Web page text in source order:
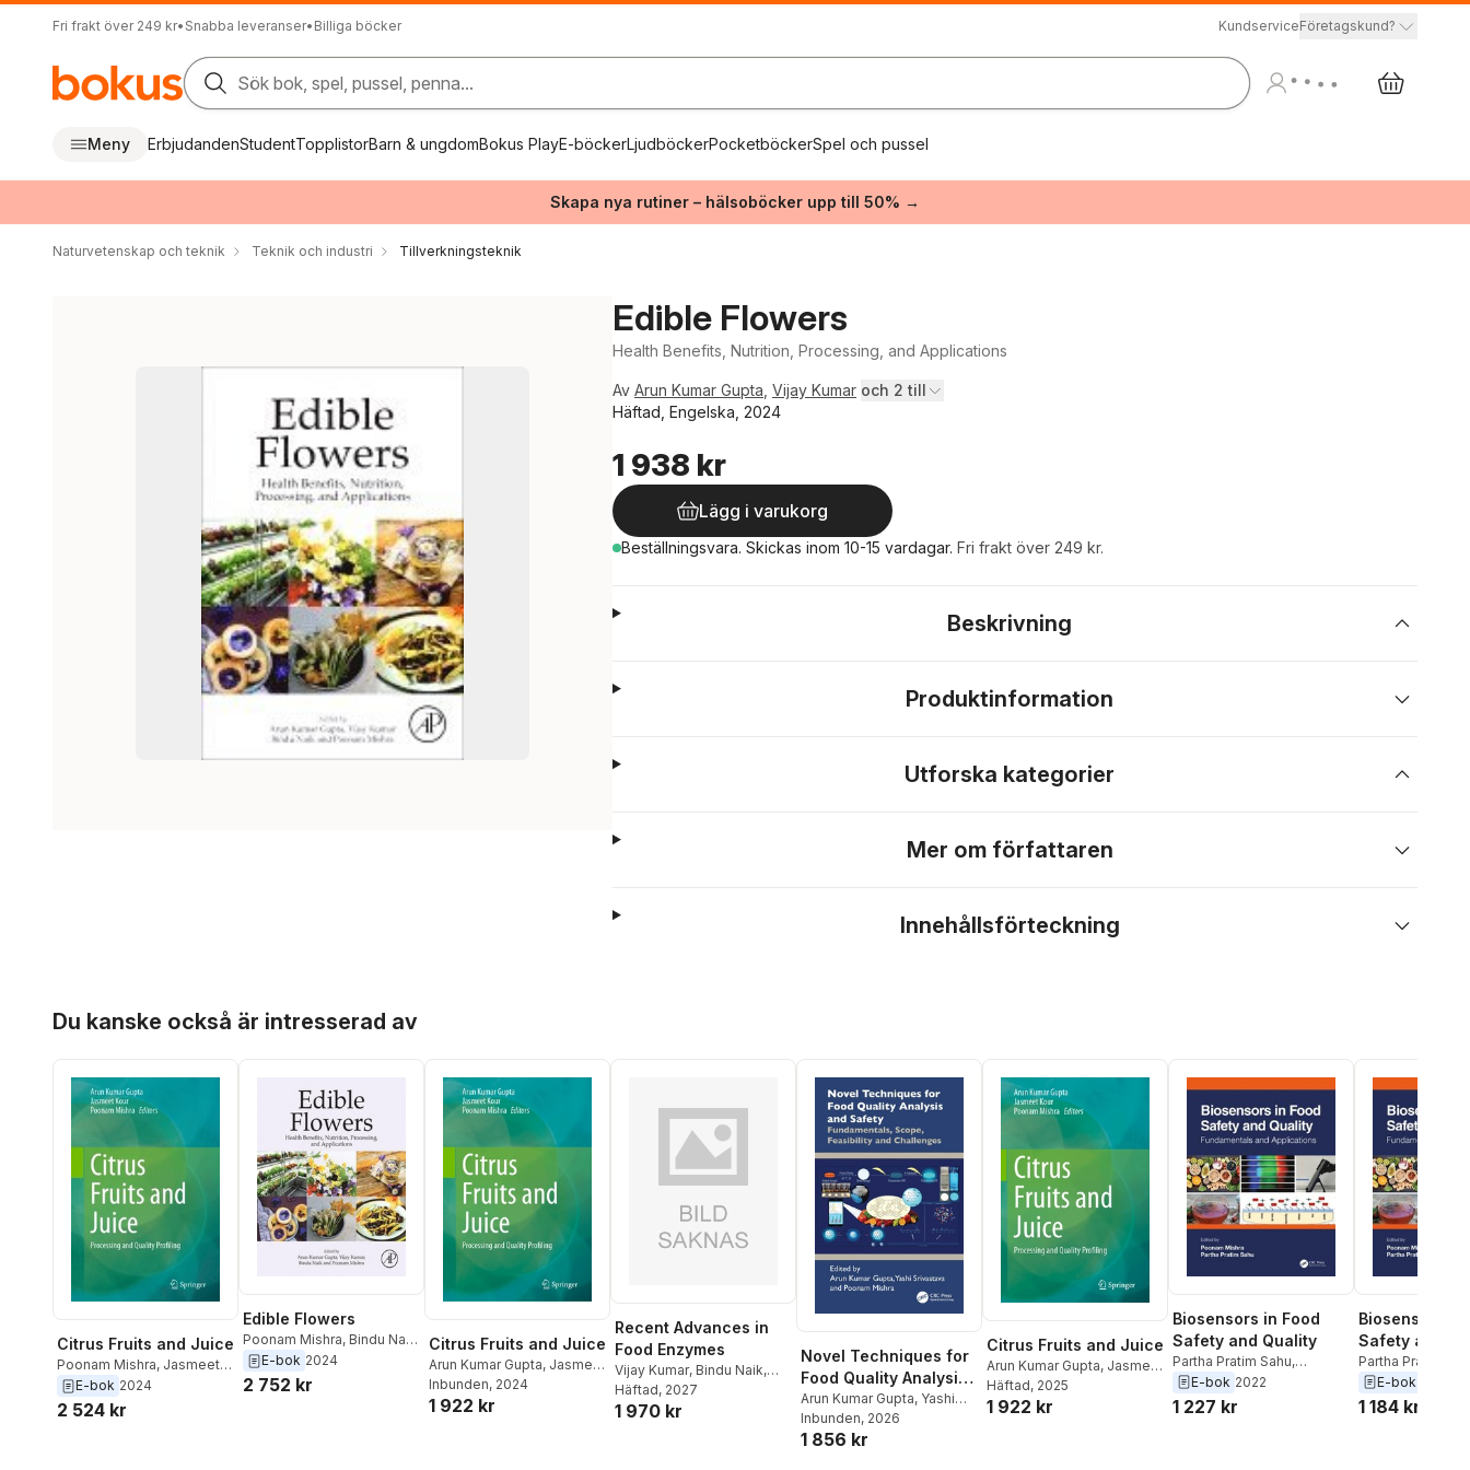
Fri frakt över 249 kr• Snabba leveranser• Billiga böcker KundserviceFöretagskund?
Sök bok, spel, pussel, penna...
Meny ErbjudandenStudentTopplistorBarn & ungdomBokus PlayE-böckerLjudböckerPocketböckerSpel och pussel
Skapa nya rutiner – hälsoböcker upp till 50% →
Naturvetenskap och teknik Teknik och industri Tillverkningsteknik
Edible Flowers
Health Benefits, Nutrition, Processing, and Applications
Av Arun Kumar Gupta Vijay Kumar och 2 till
Häftad, Engelska, 2024
1 938 kr
Lägg i varukorg
Beställningsvara. Skickas inom 10-15 vardagar. Fri frakt över 249 kr.
Beskrivning
Produktinformation
Utforska kategorier
Mer om författaren
Innehållsförteckning
Du kanske också är intresserad av
Citrus Fruits and Juice
Poonam Mishra, Jasmeet
Kour,Arun Kumar Gupta
E-bok 2024
2 524 kr
Edible Flowers
Poonam Mishra, Bindu Naik
Vijay Kumar,Arun Kumar
Gupta
E-bok 2024
2 752 kr
Citrus Fruits and Juice
Arun Kumar Gupta, Jasmeet
Kour,Poonam Mishra
Inbunden, 2024
1 922 kr
Recent Advances in
Food Enzymes
Vijay Kumar, Bindu Naik,
Payal Gupta,
Chamoli
Häftad, 2027
1 970 kr
Novel Techniques for
Food Quality Analysis
and Safety
Arun Kumar Gupta, Yashi
Srivastava ,Poonam Mishra
Inbunden, 2026
1 856 kr
Citrus Fruits and Juice
Arun Kumar Gupta, Jasmeet
Kour,Poonam Mishra
Häftad, 2025
1 922 kr
Biosensors in Food
Safety and Quality
Partha Pratim Sahu,
Poonam Mishra
E-bok 2022
1 227 kr
Biosensors in
Safety and
Partha Pratim
Poonam Mishra
E-bok
1 184 kr